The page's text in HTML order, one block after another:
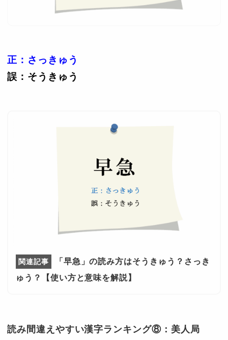
正：さっきゅう
誤：そうきゅう
「早急」の読み方はそうきゅう？さっき
ゅう？【使い方と意味を解説】
読み間違えやすい漢字ランキング⑧：美人局